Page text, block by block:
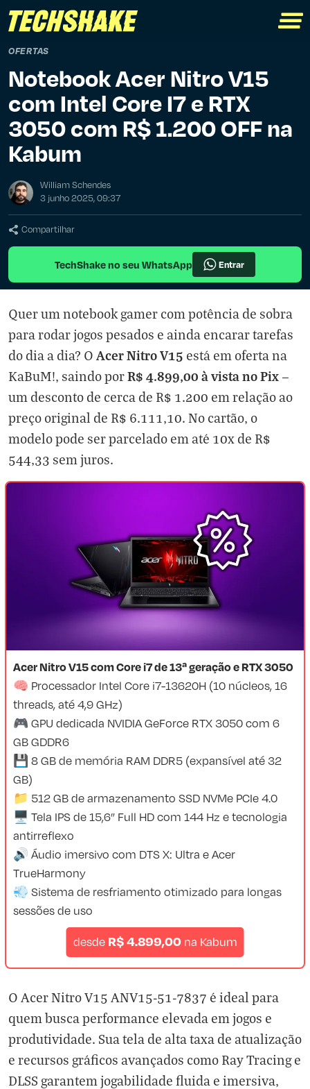
OFERTAS
Notebook Acer Nitro V15
com Intel Core I7 e RTX
3050 com R$ 1.200 OFF na
Kabum
William Schendes
3 junho 2025, 09:37
Compartilhar
TechShake no seu WhatsApp Entrar
Quer um notebook gamer com potência de sobra
para rodar jogos pesados e ainda encarar tarefas
do dia a dia? O Acer Nitro V15 está em oferta na
KaBuM!, saindo porR$ 4.899,00 à vista no Pix —
um desconto de cerca de R$ 1.200 em relação ao
preço original de R$ 6.111,10. No cartão, o
modelo pode ser parcelado em até 10x de R$
544,33 sem juros.
Acer Nitro V15 com Core i7 de 13ª geração e RTX 3050
🧠 Processador Intel Core i7-13620H (10 núcleos, 16
threads, até 4,9 GHz)
🎮 GPU dedicada NVIDIA GeForce RTX 3050 com 6
GB GDDR6
💾 8 GB de memória RAM DDR5 (expansível até 32
GB)
📁 512 GB de armazenamento SSD NVMe PCIe 4.0
🖥️ Tela IPS de 15,6” Full HD com 144 Hz e tecnologia
antirreflexo
🔊 Áudio imersivo com DTS X: Ultra e Acer
TrueHarmony
💨 Sistema de resfriamento otimizado para longas
sessões de uso
desde R$ 4.899,00na Kabum
O Acer Nitro V15 ANV15-51-7837 é ideal para
quem busca performance elevada em jogos e
produtividade. Sua tela de alta taxa de atualização
e recursos gráficos avançados como Ray Tracing e
DLSS garantem jogabilidade fluida e imersiva,